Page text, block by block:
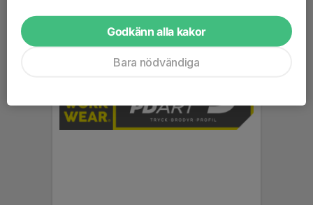
Godkänn alla kakor
Bara nödvändiga